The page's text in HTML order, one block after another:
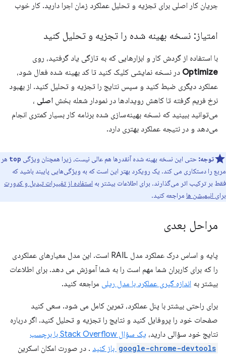
جریان کار اصلی برای تجزیه و تحلیل عملکرد زمان اجرا دارید. کار خوب
امتیاز: نسخه بهینه شده را تجزیه و تحلیل کنید
با استفاده از گردش کار و ابزارهایی که به تازگی یاد گرفتید، روی
Optimize در نسخه نمایشی کلیک کنید تا کد بهینه شده فعال شود،
عملکرد دیگری ضبط کنید و سپس نتایج را تجزیه و تحلیل کنید. از بهبود
نرخ فریم گرفته تا کاهش رویدادها در نمودار شعله بخش اصلی ،
می‌توانید ببینید که نسخه بهینه‌سازی شده برنامه کار بسیار کمتری انجام
می‌دهد و در نتیجه عملکرد بهتری دارد.
توجه: حتی این نسخه بهینه شده آنقدرها هم عالی نیست، زیرا همچنان ویژگی top هر
مربع را دستکاری می کند. یک رویکرد بهتر این است که به ویژگی‌هایی پایبند باشید که
فقط بر ترکیب اثر می‌گذارند. برای اطلاعات بیشتر به استفاده از تغییرات تبدیل و کدورت
برای انیمیشن ها مراجعه کنید.
مراحل بعدی
پایه و اساس درک عملکرد مدل RAIL است. این مدل معیارهای عملکردی
را که برای کاربران شما مهم است را به شما آموزش می دهد. برای اطلاعات
بیشتر به اندازه گیری عملکرد با مدل ریلی مراجعه کنید.
برای راحتی بیشتر با پنل عملکرد، تمرین کامل می شود. سعی کنید
صفحات خود را پروفایل کنید و نتایج را تجزیه و تحلیل کنید. اگر درباره
نتایج خود سؤالی دارید، یک سؤال Stack Overflow با برچسب
google-chrome-devtools باز کنید . در صورت امکان اسکرین